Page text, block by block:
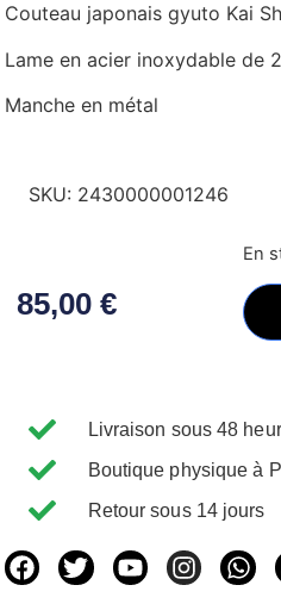
Couteau japonais gyuto Kai
Lame en acier inoxydable de
Manche en métal
SKU: 2430000001246
85,00 €
En
Livraison sous 48
Boutique physique à
Retour sous 14 jours